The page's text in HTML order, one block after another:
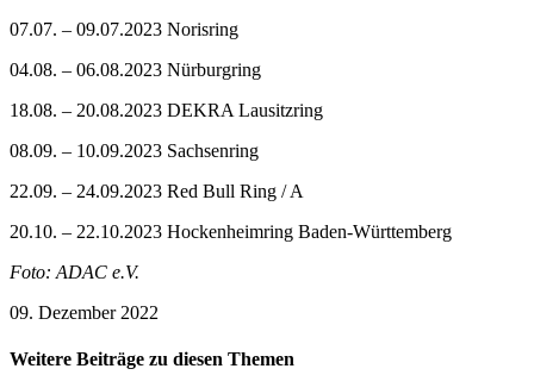
07.07. – 09.07.2023 Norisring
04.08. – 06.08.2023 Nürburgring
18.08. – 20.08.2023 DEKRA Lausitzring
08.09. – 10.09.2023 Sachsenring
22.09. – 24.09.2023 Red Bull Ring / A
20.10. – 22.10.2023 Hockenheimring Baden-Württemberg
Foto: ADAC e.V.
09. Dezember 2022
Weitere Beiträge zu diesen Themen